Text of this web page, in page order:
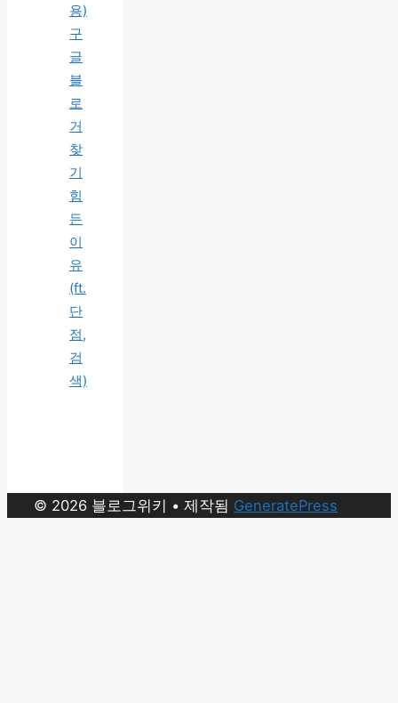
용)
구
글
블
로
거
찾
기
힘
든
이
유
(ft.
단
점,
검
색)
© 2026 블로그위키 • 제작됨 GeneratePress